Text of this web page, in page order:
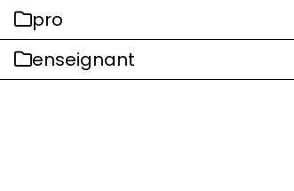
pro
enseignant